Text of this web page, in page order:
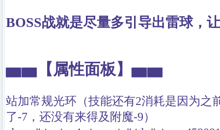
BOSS战就是尽量多引导出雷球，
▅▅ 【属性面板】▅▅
站加常规光环（技能还有2消耗是因为之
了-7，还没有来得及附魔-9）